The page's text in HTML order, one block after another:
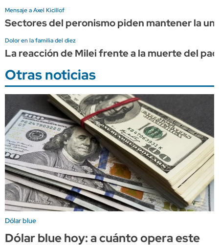
Mensaje a Axel Kicillof
Sectores del peronismo piden mantener la
Dolor en la familia del diez
La reacción de Milei frente a la muerte del
Otras noticias
Dólar blue
Dólar blue hoy: a cuánto opera este